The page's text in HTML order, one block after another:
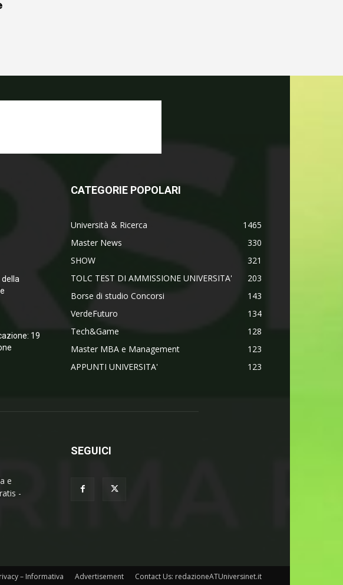
19
CATEGORIE POPOLARI
Università & Ricerca
1465
Master News
330
SHOW
321
TOLC TEST DI AMMISSIONE UNIVERSITA'
203
Borse di studio Concorsi
143
VerdeFuturo
134
Tech&Game
128
Master MBA e Management
123
APPUNTI UNIVERSITA'
123
e
-
SEGUICI
– Informativa Advertisement Contact Us: redazioneATUniversinet.it